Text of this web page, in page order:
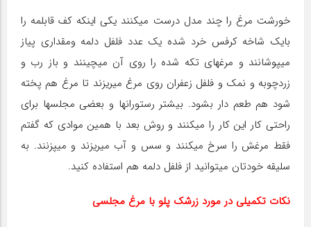
خورشت مرغ را چند مدل درست میکنند یکی اینکه کف قابلمه را
بایک شاخه کرفس خرد شده یک عدد فلفل دلمه ومقداری پیاز
میپوشانند و مرغهای تکه شده را روی آن میچینند و باز رب و
زردچوبه و نمک و فلفل زعفران روی مرغ میریزند تا مرغ هم پخته
شود هم طعم دار بشود. بیشتر رستورانها و بعضی مجلسها برای
راحتی کار این کار را میکنند و روش بعد با همین موادی که گفتم
فقط مرغش را سرخ میکنند و سس و آب میریزند و میپزنند. به
سلیقه خودتان میتوانید از فلفل دلمه هم استفاده کنید.
نکات تکمیلی در مورد زرشک پلو با مرغ مجلسی